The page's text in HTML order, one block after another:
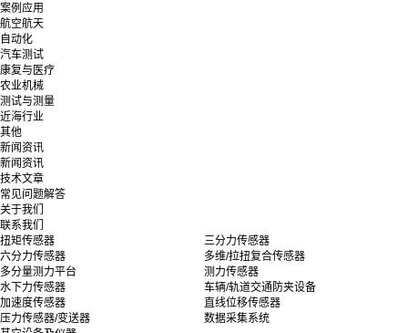
案例应用
航空航天
自动化
汽车测试
康复与医疗
农业机械
测试与测量
近海行业
其他
新闻资讯
新闻资讯
技术文章
常见问题解答
关于我们
联系我们
扭矩传感器
三分力传感器
六分力传感器
多维/拉扭复合传感器
多分量测力平台
测力传感器
水下力传感器
车辆/轨道交通防夹设备
加速度传感器
直线位移传感器
压力传感器/变送器
数据采集系统